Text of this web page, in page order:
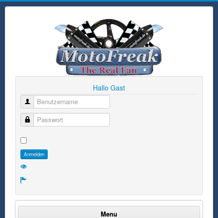
Hallo Gast
Benutzername
Passwort
Anmelden
Menu